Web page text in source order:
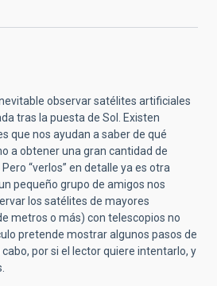
observar satélites artificiales
tras la puesta de Sol. Existen
que nos ayudan a saber de qué
a obtener una gran cantidad de
“verlos” en detalle ya es otra
pequeño grupo de amigos nos
los satélites de mayores
metros o más) con telescopios no
pretende mostrar algunos pasos de
por si el lector quiere intentarlo, y